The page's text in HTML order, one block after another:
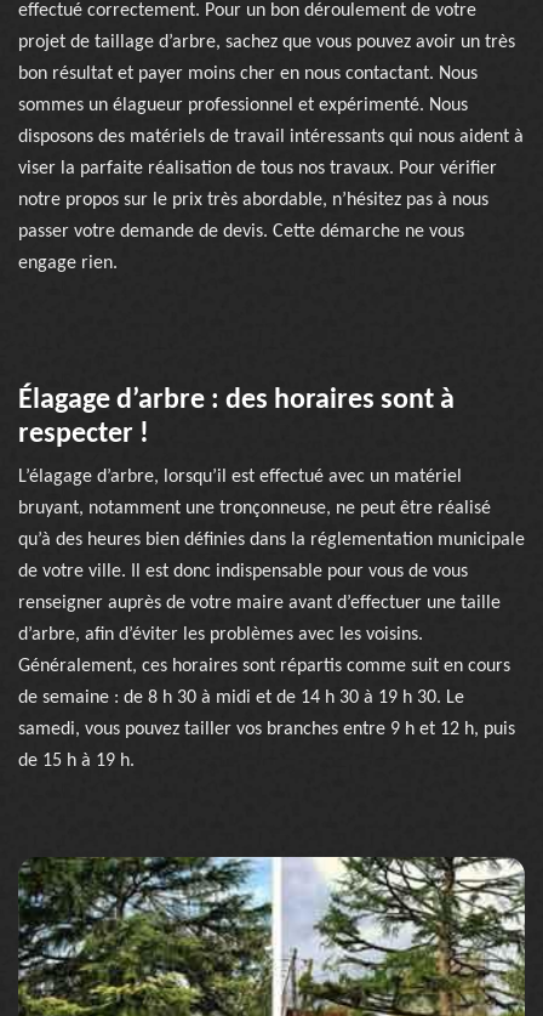
effectué correctement. Pour un bon déroulement de votre
projet de taillage d’arbre, sachez que vous pouvez avoir un très
bon résultat et payer moins cher en nous contactant. Nous
sommes un élagueur professionnel et expérimenté. Nous
disposons des matériels de travail intéressants qui nous aident à
viser la parfaite réalisation de tous nos travaux. Pour vérifier
notre propos sur le prix très abordable, n’hésitez pas à nous
passer votre demande de devis. Cette démarche ne vous
engage rien.
Élagage d’arbre : des horaires sont à
respecter !
L’élagage d’arbre, lorsqu’il est effectué avec un matériel
bruyant, notamment une tronçonneuse, ne peut être réalisé
qu’à des heures bien définies dans la réglementation municipale
de votre ville. Il est donc indispensable pour vous de vous
renseigner auprès de votre maire avant d’effectuer une taille
d’arbre, afin d’éviter les problèmes avec les voisins.
Généralement, ces horaires sont répartis comme suit en cours
de semaine : de 8 h 30 à midi et de 14 h 30 à 19 h 30. Le
samedi, vous pouvez tailler vos branches entre 9 h et 12 h, puis
de 15 h à 19 h.